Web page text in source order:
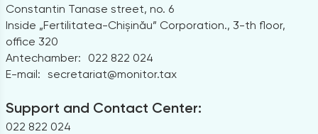
Constantin Tanase street, no. 6
Inside „Fertilitatea-Chișinău” Corporation., 3-th floor,
office 320
Antechamber:
022 822 024
E-mail: secretariat@monitor.tax
Support and Contact Center:
022 822 024